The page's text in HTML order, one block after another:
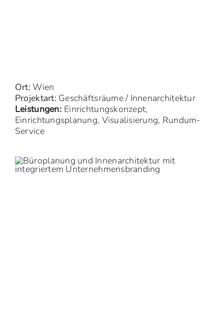
Ort: Wien
Projektart: Geschäftsräume / Innenarchitektur
Leistungen: Einrichtungskonzept,
Einrichtungsplanung, Visualisierung, Rundum-
Service